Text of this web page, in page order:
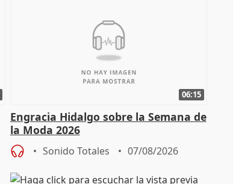
06:15
Engracia Hidalgo sobre la Semana de
la Moda 2026
Sonido Totales 07/08/2026